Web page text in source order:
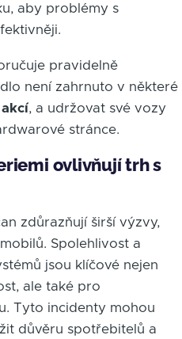
aby problémy s
pravidelně
není zahrnuto v některé
, a udržovat své vozy
stránce.
ovlivňují trh s
zdůrazňují širší výzvy,
Spolehlivost a
jsou klíčové nejen
ale také pro
Tyto incidenty mohou
důvěru spotřebitelů a